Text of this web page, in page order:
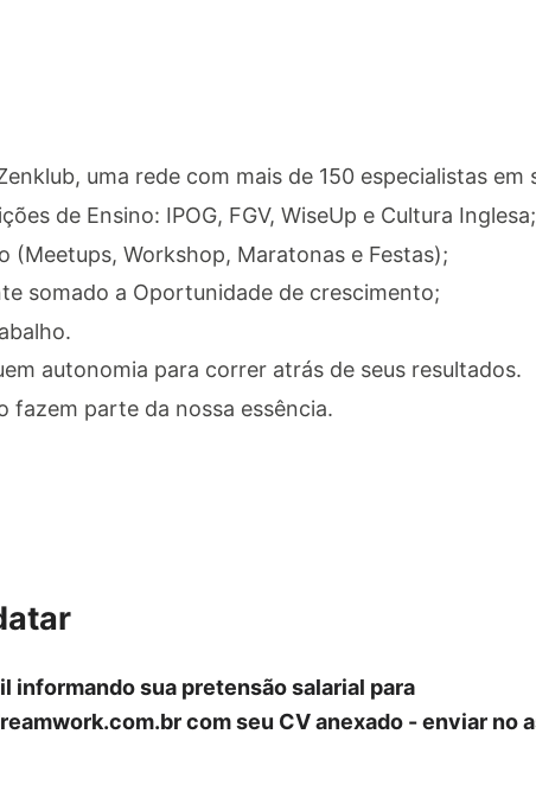
uma rede com mais de 150 especialistas em
de Ensino: IPOG, FGV, WiseUp e Cultura Inglesa;
(Meetups, Workshop, Maratonas e Festas);
somado a Oportunidade de crescimento;
autonomia para correr atrás de seus resultados.
fazem parte da nossa essência.
informando sua pretensão salarial para
com seu CV anexado - enviar no